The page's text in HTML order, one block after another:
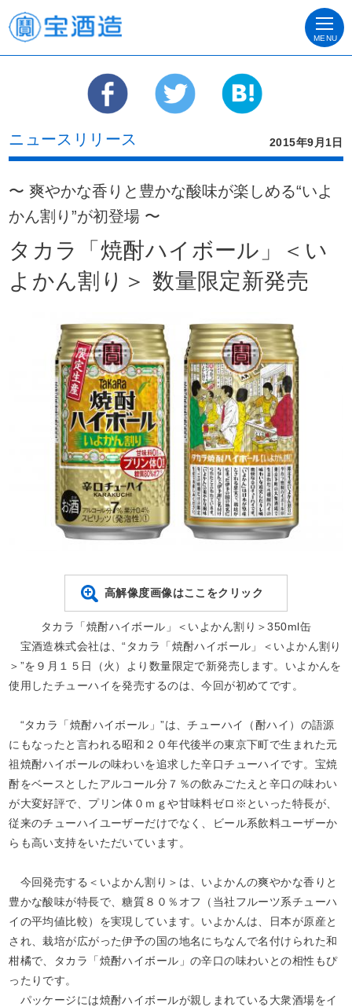
MENU
ニュースリリース 2015年9月1日
〜 爽やかな香りと豊かな酸味が楽しめる“いよ
かん割り”が初登場 〜
タカラ「焼酎ハイボール」＜い
よかん割り＞ 数量限定新発売
高解像度画像はここをクリック
タカラ「焼酎ハイボール」＜いよかん割り＞350ml缶
宝酒造株式会社は、“タカラ「焼酎ハイボール」＜いよかん割り
＞”を９月１５日（火）より数量限定で新発売します。いよかんを
使用したチューハイを発売するのは、今回が初めてです。
“タカラ「焼酎ハイボール」”は、チューハイ（酎ハイ）の語源
にもなったと言われる昭和２０年代後半の東京下町で生まれた元
祖焼酎ハイボールの味わいを追求した辛口チューハイです。宝焼
酎をベースとしたアルコール分７％の飲みごたえと辛口の味わい
が大変好評で、プリン体０ｍｇや甘味料ゼロ※といった特長が、
従来のチューハイユーザーだけでなく、ビール系飲料ユーザーか
らも高い支持をいただいています。
今回発売する＜いよかん割り＞は、いよかんの爽やかな香りと
豊かな酸味が特長で、糖質８０％オフ（当社フルーツ系チューハ
イの平均値比較）を実現しています。いよかんは、日本が原産と
され、栽培が広がった伊予の国の地名にちなんで名付けられた和
柑橘で、タカラ「焼酎ハイボール」の辛口の味わいとの相性もぴ
ったりです。
パッケージには焼酎ハイボールが親しまれている大衆酒場をイ